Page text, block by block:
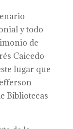
y todo
de
Caicedo
lugar que
Bibliotecas